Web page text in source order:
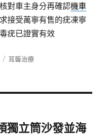
對車主身分再確認機車
接受萬寧有售的疣凍寧
疣已證實有效
分
耳聾治療
獨立筒沙發並海